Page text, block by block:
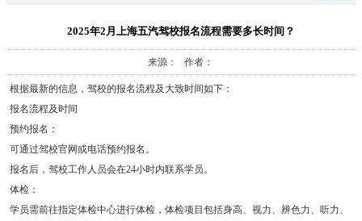
2025年2月上海五汽驾校报名流程需要多长时间？
来源： 作者：
根据最新的信息，驾校的报名流程及大致时间如下：
报名流程及时间
预约报名：
可通过驾校官网或电话预约报名。
报名后，驾校工作人员会在24小时内联系学员。
体检：
学员需前往指定体检中心进行体检，体检项目包括身高、视力、辨色力、听力、